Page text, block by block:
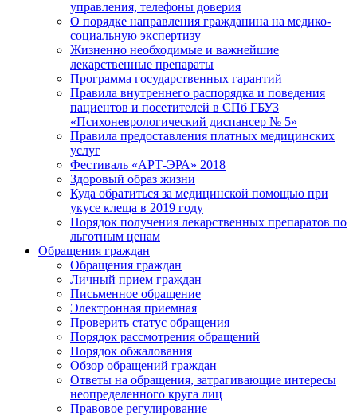
управления, телефоны доверия
О порядке направления гражданина на медико-
социальную экспертизу
Жизненно необходимые и важнейшие
лекарственные препараты
Программа государственных гарантий
Правила внутреннего распорядка и поведения
пациентов и посетителей в СПб ГБУЗ
«Психоневрологический диспансер № 5»
Правила предоставления платных медицинских
услуг
Фестиваль «АРТ-ЭРА» 2018
Здоровый образ жизни
Куда обратиться за медицинской помощью при
укусе клеща в 2019 году
Порядок получения лекарственных препаратов по
льготным ценам
Обращения граждан
Обращения граждан
Личный прием граждан
Письменное обращение
Электронная приемная
Проверить статус обращения
Порядок рассмотрения обращений
Порядок обжалования
Обзор обращений граждан
Ответы на обращения, затрагивающие интересы
неопределенного круга лиц
Правовое регулирование